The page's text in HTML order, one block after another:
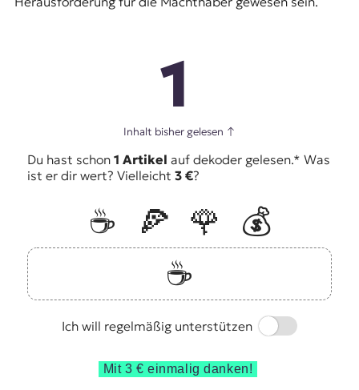
1
Inhalt bisher gelesen ↑
Du hast schon 1 Artikel auf dekoder gelesen.* Was
ist er dir wert? Vielleicht 3 €?
☕️ 🍕 🌹
💰
☕️
Ich will regelmäßig unterstützen
Switch
Mit 3 € einmalig danken!